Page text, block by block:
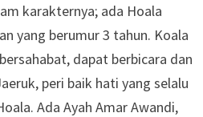
karakternya; ada Hoala
yang berumur 3 tahun. Koala
dapat berbicara dan
peri baik hati yang selalu
Ada Ayah Amar Awandi,